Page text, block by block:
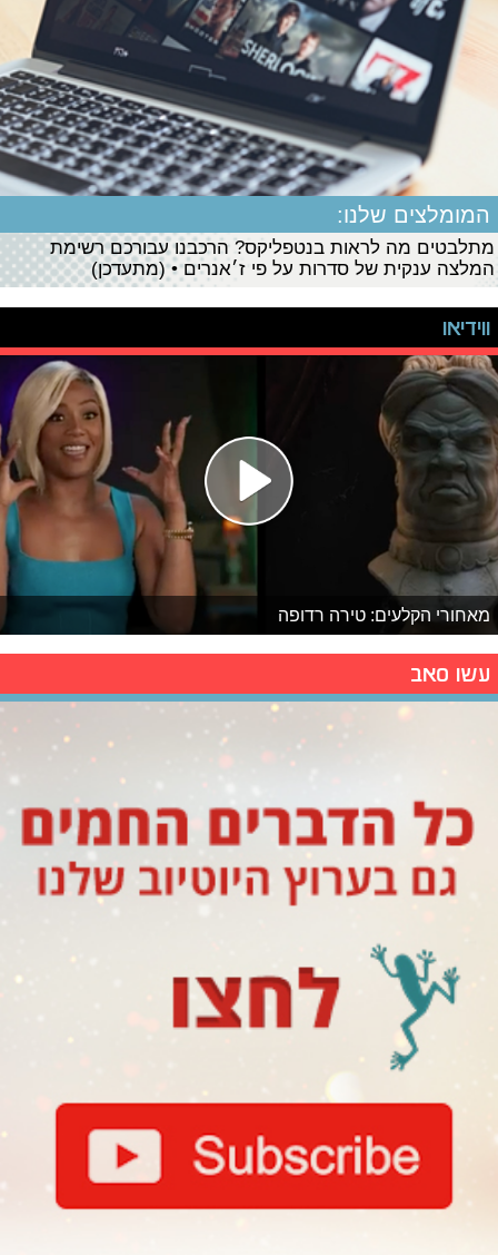
המומלצים שלנו:
מתלבטים מה לראות בנטפליקס? הרכבנו עבורכם רשימת
המלצה ענקית של סדרות על פי ז׳אנרים • (מתעדכן)
ווידיאו
מאחורי הקלעים: טירה רדופה
עשו סאב